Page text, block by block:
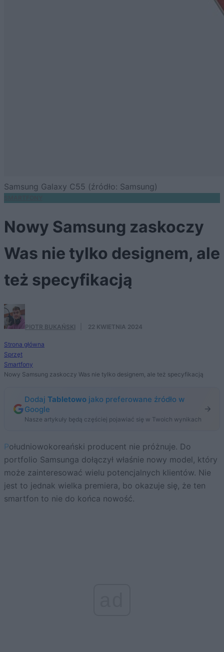
Samsung Galaxy C55 (źródło: Samsung)
Nowy Samsung zaskoczy
Was nie tylko designem, ale
też specyfikacją
PIOTR BUKAŃSKI 22 KWIETNIA 2024
Strona główna
Sprzęt
Smartfony
Nowy Samsung zaskoczy Was nie tylko designem, ale też specyfikacją
Dodaj Tabletowo jako preferowane źródło w
Google
Nasze artykuły będą częściej pojawiać się w Twoich wynikach
Południowokoreański producent nie próżnuje. Do
portfolio Samsunga dołączył właśnie nowy model, który
może zainteresować wielu potencjalnych klientów. Nie
jest to jednak wielka premiera, bo okazuje się, że ten
smartfon to nie do końca nowość.